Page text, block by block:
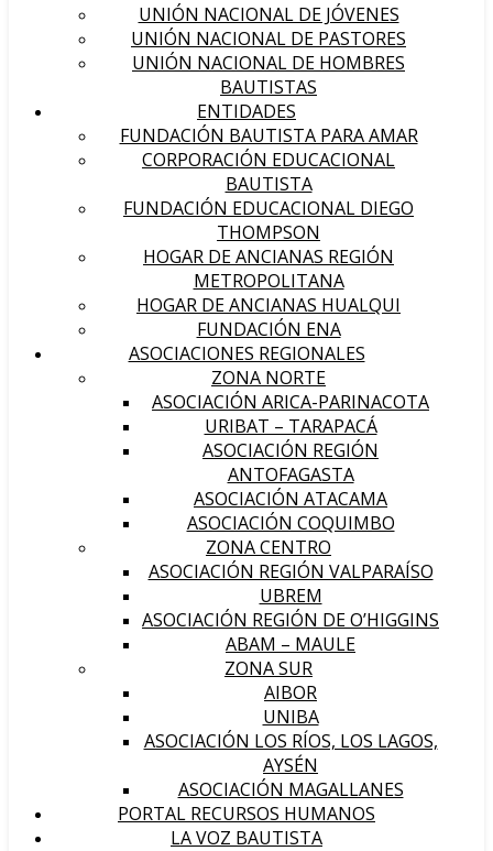
UNIÓN NACIONAL DE JÓVENES
UNIÓN NACIONAL DE PASTORES
UNIÓN NACIONAL DE HOMBRES
BAUTISTAS
ENTIDADES
FUNDACIÓN BAUTISTA PARA AMAR
CORPORACIÓN EDUCACIONAL
BAUTISTA
FUNDACIÓN EDUCACIONAL DIEGO
THOMPSON
HOGAR DE ANCIANAS REGIÓN
METROPOLITANA
HOGAR DE ANCIANAS HUALQUI
FUNDACIÓN ENA
ASOCIACIONES REGIONALES
ZONA NORTE
ASOCIACIÓN ARICA-PARINACOTA
URIBAT – TARAPACÁ
ASOCIACIÓN REGIÓN
ANTOFAGASTA
ASOCIACIÓN ATACAMA
ASOCIACIÓN COQUIMBO
ZONA CENTRO
ASOCIACIÓN REGIÓN VALPARAÍSO
UBREM
ASOCIACIÓN REGIÓN DE O’HIGGINS
ABAM – MAULE
ZONA SUR
AIBOR
UNIBA
ASOCIACIÓN LOS RÍOS, LOS LAGOS,
AYSÉN
ASOCIACIÓN MAGALLANES
PORTAL RECURSOS HUMANOS
LA VOZ BAUTISTA